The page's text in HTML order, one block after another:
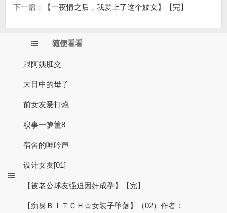
下一篇：
【一夜情之后，我爱上了这个妓女】【完】
随便看看
跟阿姨肛交
末日中的母子
前女友爱打炮
糗事一箩筐8
宿舍的呻吟声
设计女友[01]
【被老公球友强迫因奸成孕】【完】
【痴臭ＢＩＴＣＨ☆女装子堕落】（02）作者：